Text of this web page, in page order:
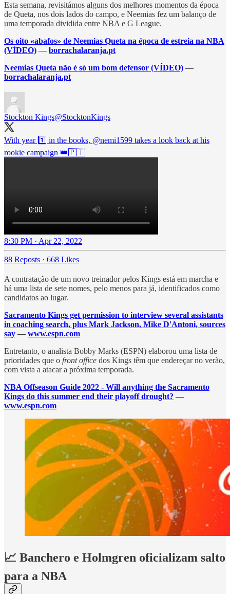
Esta semana, revisitámos alguns dos melhores momentos da época
de Queta, nos dois lados do campo, e Neemias fez um balanço de
uma temporada dividida entre NBA e G League.
Os oito «abafos» de Neemias Queta na época de estreia na NBA
(VÍDEO) — borrachalaranja.pt
Neemias Queta não é só um bom defensor (VÍDEO) —
borrachalaranja.pt
Stockton Kings@StocktonKings
With year 1️⃣ in the books, @nemi1599 takes a look back at his
rookie campaign 👑🇵🇹
8:30 PM · Apr 22, 2022
88 Reposts · 668 Likes
A contratação de um novo treinador pelos Kings está em marcha e
há uma lista de sete nomes, pelo menos para já, identificados como
candidatos ao lugar.
Sacramento Kings get permission to interview several assistants
in coaching search, plus Mark Jackson, Mike D'Antoni, sources
say — www.espn.com
Entretanto, o analista Bobby Marks (ESPN) elaborou uma lista de
prioridades que o front office dos Kings têm que endereçar no verão,
com vista a atacar a próxima temporada.
NBA Offseason Guide 2022 - Will anything the Sacramento
Kings do this summer end their playoff drought? —
www.espn.com
📈 Banchero e Holmgren oficializam salto
para a NBA